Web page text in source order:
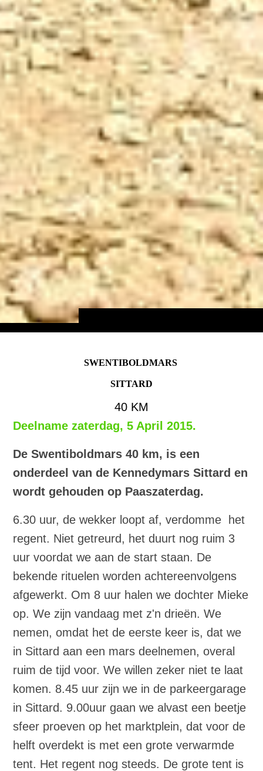
SWENTIBOLDMARS
SITTARD
40 KM
Deelname zaterdag, 5 April 2015.
De Swentiboldmars 40 km, is een
onderdeel van de Kennedymars Sittard en
wordt gehouden op Paaszaterdag.
6.30 uur, de wekker loopt af, verdomme het
regent. Niet getreurd, het duurt nog ruim 3
uur voordat we aan de start staan. De
bekende rituelen worden achtereenvolgens
afgewerkt. Om 8 uur halen we dochter Mieke
op. We zijn vandaag met z'ndrieën. We
nemen, omdat het de eerste keer is, dat we
in Sittard aan een mars deelnemen, overal
ruim de tijd voor. We willen zeker niet te laat
komen. 8.45 uur zijn we in de parkeergarage
in Sittard. 9.00uur gaan we alvast een beetje
sfeer proeven op het marktplein, dat voor de
helft overdekt is met een grote verwarmde
tent. Het regent nog steeds. De grote tent is